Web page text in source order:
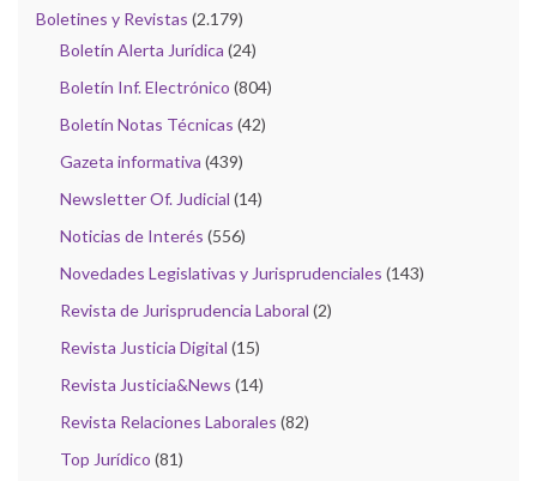
Boletines y Revistas (2.179)
Boletín Alerta Jurídica (24)
Boletín Inf. Electrónico (804)
Boletín Notas Técnicas (42)
Gazeta informativa (439)
Newsletter Of. Judicial (14)
Noticias de Interés (556)
Novedades Legislativas y Jurisprudenciales (143)
Revista de Jurisprudencia Laboral (2)
Revista Justicia Digital (15)
Revista Justicia&News (14)
Revista Relaciones Laborales (82)
Top Jurídico (81)